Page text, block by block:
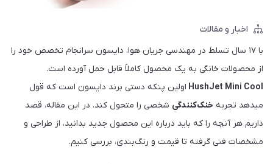
اخبار و مقالات
با ۱۷ سال تسلط در مهندسی جریان هوا، دایسون سرانجام تخصص خود را
از محصولات خانگی به یک محصول کاملاً قابل حمل آورده است.
HushJet Mini Cool اولین پنکه دستی برند دایسون است که قول
میدهد تجربه خنک‌کنندگی شخصی را متحول کند. در این مقاله، قصد
داریم هر آنچه را که باید درباره این محصول جدید بدانید، از طراحی و
مشخصات فنی گرفته تا قیمت و رنگ‌بندی، بررسی کنیم.